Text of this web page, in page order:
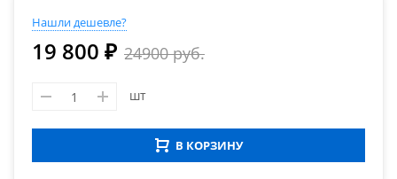
Нашли дешевле?
19 800 ₽ 24900 руб.
шт
В КОРЗИНУ